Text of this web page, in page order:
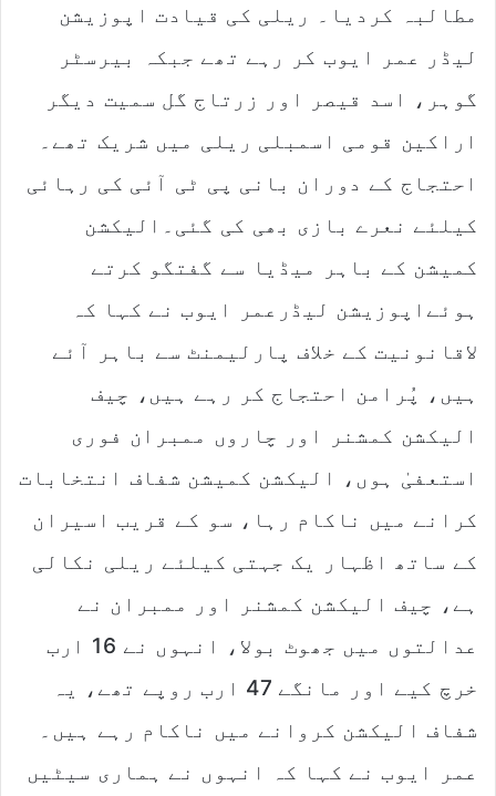
مطالبہ کردیا۔ ریلی کی قیادت اپوزیشن
لیڈر عمر ایوب کر رہے تھے جبکہ بیرسٹر
گوہر، اسد قیصر اور زرتاج گل سمیت دیگر
اراکین قومی اسمبلی ریلی میں شریک تھے۔
احتجاج کے دوران بانی پی ٹی آئی کی رہائی
کیلئے نعرے بازی بھی کی گئی۔الیکشن
کمیشن کے باہر میڈیا سے گفتگو کرتے
ہوئےاپوزیشن لیڈرعمر ایوب نے کہا کہ
لاقانونیت کے خلاف پارلیمنٹ سے باہر آئے
ہیں، پُرامن احتجاج کر رہے ہیں، چیف
الیکشن کمشنر اور چاروں ممبران فوری
استعفیٰ ہوں، الیکشن کمیشن شفاف انتخابات
کرانے میں ناکام رہا، سو کے قریب اسیران
کے ساتھ اظہار یک جہتی کیلئے ریلی نکالی
ہے، چیف الیکشن کمشنر اور ممبران نے
عدالتوں میں جھوٹ بولا، انہوں نے 16 ارب
خرچ کیے اور مانگے 47 ارب روپے تھے، یہ
شفاف الیکشن کروانے میں ناکام رہے ہیں۔
عمر ایوب نے کہا کہ انہوں نے ہماری سیٹیں